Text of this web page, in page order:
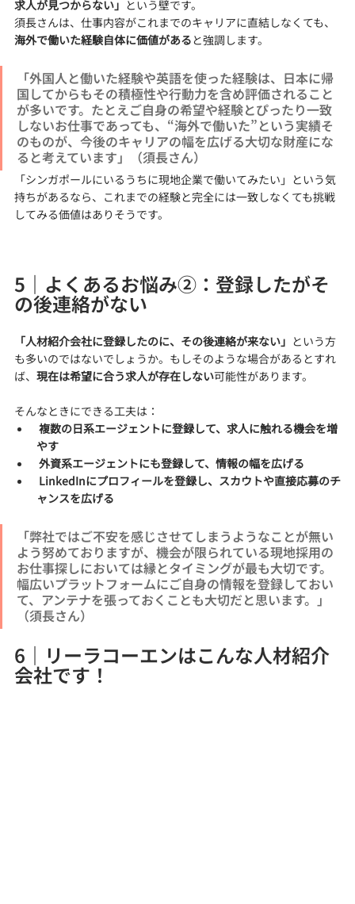
求人が見つからない」 という壁です。
須長さんは、仕事内容がこれまでのキャリアに直結しなくても、
海外で働いた経験自体に価値があると強調します。
「外国人と働いた経験や英語を使った経験は、日本に帰
国してからもその積極性や行動力を含め評価されること
が多いです。たとえご自身の希望や経験とぴったり一致
しないお仕事であっても、“海外で働いた”という実績そ
のものが、今後のキャリアの幅を広げる大切な財産にな
ると考えています」（須長さん）
「シンガポールにいるうちに現地企業で働いてみたい」という気
持ちがあるなら、これまでの経験と完全には一致しなくても挑戦
してみる価値はありそうです。
5｜よくあるお悩み②：登録したがそ
の後連絡がない
「人材紹介会社に登録したのに、その後連絡が来ない」 という方
も多いのではないでしょうか。もしそのような場合があるとすれ
ば、 現在は希望に合う求人が存在しない可能性があります。
そんなときにできる工夫は：
やす
外資系エージェントにも登録して、情報の幅を広げる
ャンスを広げる
「弊社ではご不安を感じさせてしまうようなことが無い
よう努めておりますが、機会が限られている現地採用の
お仕事探しにおいては縁とタイミングが最も大切です。
幅広いプラットフォームにご自身の情報を登録しておい
て、アンテナを張っておくことも大切だと思います。」
（須長さん）
6｜リーラコーエンはこんな人材紹介
会社です！